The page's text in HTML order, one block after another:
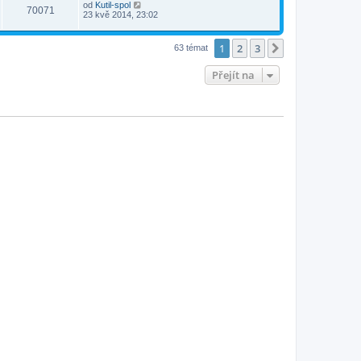
70071 od Kutil-spol
23 kvě 2014, 23:02
63 témat 1 2 3
Přejít na